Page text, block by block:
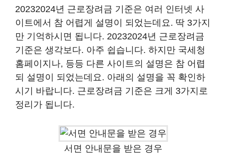
20232024년 근로장려금 기준은 여러 인터넷 사
이트에서 참 어렵게 설명이 되었는데요. 딱 3가지
만 기억하시면 됩니다. 20232024년 근로장려금
기준은 생각보다. 아주 쉽습니다. 하지만 국세청
홈페이지나, 등등 다른 사이트의 설명은 참 어렵
되 설명이 되었는데요. 아래의 설명을 꼭 확인하
시기 바랍니다. 근로장려금 기준은 크게 3가지로
정리가 됩니다.
서면 안내문을 받은 경우